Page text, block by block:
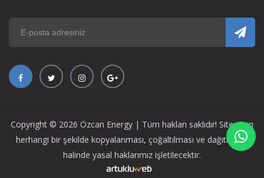
Copyright © 2026 Özcan Energy | Tüm hakları saklıdır! Sitemizin
herhangi bir şekilde kopyalanması, çoğaltılması ve dağıtılması
halinde yasal haklarımız işletilecektir.